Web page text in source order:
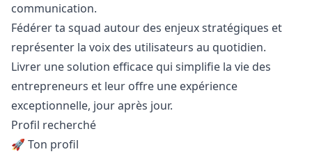
communication.
Fédérer ta squad autour des enjeux stratégiques et
représenter la voix des utilisateurs au quotidien.
Livrer une solution efficace qui simplifie la vie des
entrepreneurs et leur offre une expérience
exceptionnelle, jour après jour.
Profil recherché
🚀 Ton profil